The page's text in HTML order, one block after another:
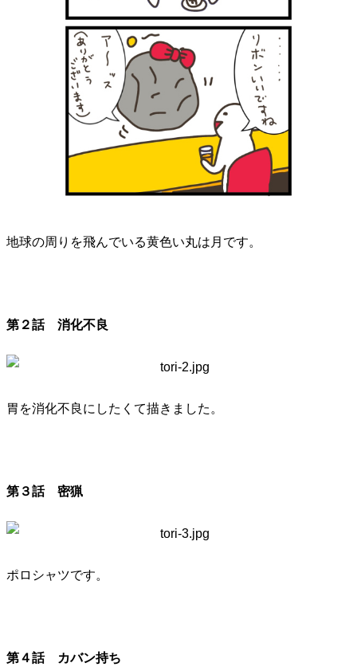
地球の周りを飛んでいる黄色い丸は月です。
第２話 消化不良
胃を消化不良にしたくて描きました。
第３話 密猟
ポロシャツです。
第４話 カバン持ち